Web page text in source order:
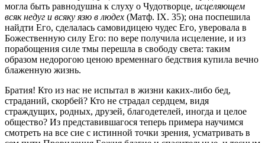
могла быть равнодушна к слуху о Чудотворце, исцеляющем
всяк недуг и всяку язю в людех (Матф. IX. 35); она поспешила
найдти Его, сделалась самовидицею чудес Его, уверовала в
Божественную силу Его: по вере получила исцеление, и из
порабощения силе тмы перешла в свободу света: таким
образом недорогою ценою временнаго бедствия купила вечно
блаженную жизнь.
Братия! Кто из нас не испытал в жизни каких-либо бед,
страданий, скорбей? Кто не страдал сердцем, видя
страждущих, родных, друзей, благодетелей, иногда и целое
общество? Из представившагося теперь примера научимся
смотреть на все сие с истинной точки зрения, усматривать в